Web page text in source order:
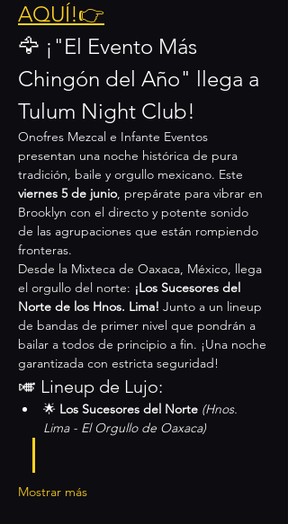
AQUÍ!👉
🦅 ¡"El Evento Más
Chingón del Año" llega a
Tulum Night Club!
Onofres Mezcal e Infante Eventos
presentan una noche histórica de pura
tradición, baile y orgullo mexicano. Este
viernes 5 de junio, prepárate para vibrar en
Brooklyn con el directo y potente sonido
de las agrupaciones que están rompiendo
fronteras.
Desde la Mixteca de Oaxaca, México, llega
el orgullo del norte: ¡Los Sucesores del
Norte de los Hnos. Lima! Junto a un lineup
de bandas de primer nivel que pondrán a
bailar a todos de principio a fin. ¡Una noche
garantizada con estricta seguridad!
🎺 Lineup de Lujo:
🌟 Los Sucesores del Norte (Hnos.
Lima - El Orgullo de Oaxaca)
Mostrar más